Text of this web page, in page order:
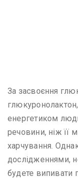
За засвоєння
енергетиком
речовини, ніж її
харчування.
дослідженнями,
будете випивати